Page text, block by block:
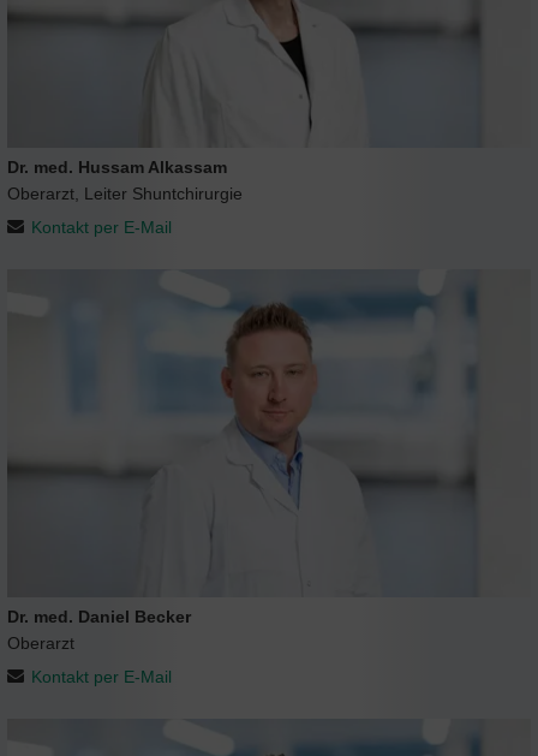
Dr. med. Hussam Alkassam
Oberarzt, Leiter Shuntchirurgie
Kontakt per E-Mail
Dr. med. Daniel Becker
Oberarzt
Kontakt per E-Mail